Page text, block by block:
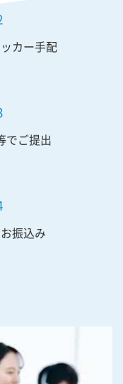
カー手配
でご提出
お振込み